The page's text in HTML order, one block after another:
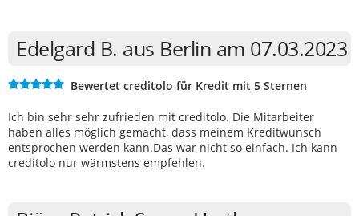
Edelgard B. aus Berlin am 07.03.2023
Bewertet creditolo für Kredit mit 5 Sternen
Ich bin sehr sehr zufrieden mit creditolo. Die Mitarbeiter
haben alles möglich gemacht, dass meinem Kreditwunsch
entsprochen werden kann.Das war nicht so einfach. Ich kann
creditolo nur wärmstens empfehlen.